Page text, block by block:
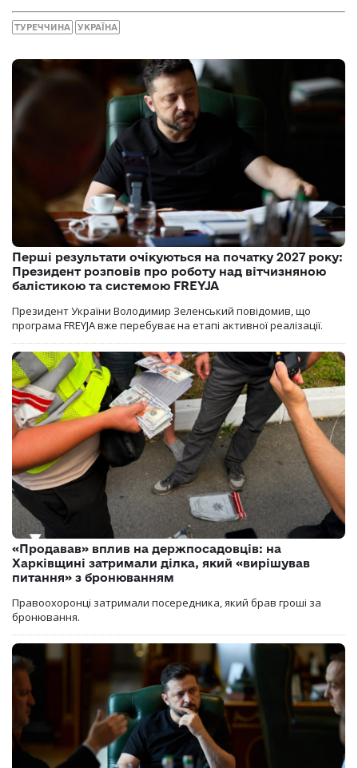
ТУРЕЧЧИНА УКРАЇНА
Перші результати очікуються на початку 2027 року:
Президент розповів про роботу над вітчизняною
балістикою та системою FREYJA
Президент України Володимир Зеленський повідомив, що
програма FREYJA вже перебуває на етапі активної реалізації.
«Продавав» вплив на держпосадовців: на
Харківщині затримали ділка, який «вирішував
питання» з бронюванням
Правоохоронці затримали посередника, який брав гроші за
бронювання.